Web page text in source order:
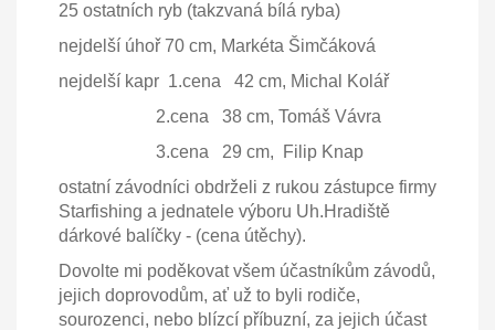
25 ostatních ryb (takzvaná bílá ryba)
nejdelší úhoř 70 cm, Markéta Šimčáková
nejdelší kapr 1.cena 42 cm, Michal Kolář
2.cena 38 cm, Tomáš Vávra
3.cena 29 cm, Filip Knap
ostatní závodníci obdrželi z rukou zástupce firmy
Starfishing a jednatele výboru Uh.Hradiště
dárkové balíčky - (cena útěchy).
Dovolte mi poděkovat všem účastníkům závodů,
jejich doprovodům, ať už to byli rodiče,
sourozenci, nebo blízcí příbuzní, za jejich účast